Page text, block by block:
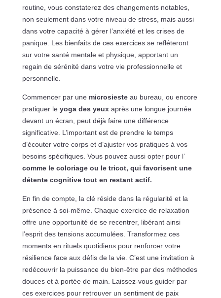
routine, vous constaterez des changements notables,
non seulement dans votre niveau de stress, mais aussi
dans votre capacité à gérer l’anxiété et les crises de
panique. Les bienfaits de ces exercices se refléteront
sur votre santé mentale et physique, apportant un
regain de sérénité dans votre vie professionnelle et
personnelle.
Commencer par une microsiesteau bureau, ou encore
pratiquer le yoga des yeuxaprès une longue journée
devant un écran, peut déjà faire une différence
significative. L’important est de prendre le temps
d’écouter votre corps et d’ajuster vos pratiques à vos
besoins spécifiques. Vous pouvez aussi opter pour l’
comme le coloriage ou le tricot, qui favorisent une
détente cognitive tout en restant actif.
En fin de compte, la clé réside dans la régularité et la
présence à soi-même. Chaque exercice de relaxation
offre une opportunité de se recentrer, libérant ainsi
l’esprit des tensions accumulées. Transformez ces
moments en rituels quotidiens pour renforcer votre
résilience face aux défis de la vie. C’est une invitation à
redécouvrir la puissance du bien-être par des méthodes
douces et à portée de main. Laissez-vous guider par
ces exercices pour retrouver un sentiment de paix